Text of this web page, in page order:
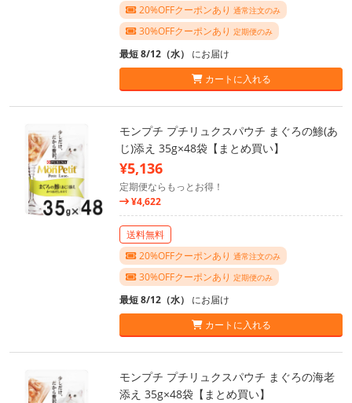
20%OFFクーポンあり 通常注文のみ
30%OFFクーポンあり 定期便のみ
最短 8/12（水） にお届け
カートに入れる
モンプチ プチリュクスパウチ まぐろの鯵(あ
じ)添え 35g×48袋【まとめ買い】
¥5,136
定期便ならもっとお得！
¥4,622
送料無料
20%OFFクーポンあり 通常注文のみ
30%OFFクーポンあり 定期便のみ
最短 8/12（水） にお届け
カートに入れる
モンプチ プチリュクスパウチ まぐろの海老
添え 35g×48袋【まとめ買い】